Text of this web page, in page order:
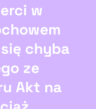
w
chyba
ze
Akt na